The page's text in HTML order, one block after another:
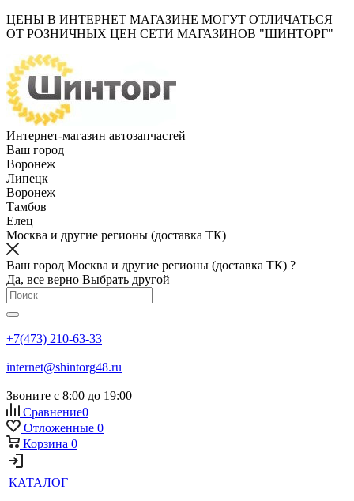
ЦЕНЫ В ИНТЕРНЕТ МАГАЗИНЕ МОГУТ ОТЛИЧАТЬСЯ
ОТ РОЗНИЧНЫХ ЦЕН СЕТИ МАГАЗИНОВ "ШИНТОРГ"
Интернет-магазин автозапчастей
Ваш город
Воронеж
Липецк
Воронеж
Тамбов
Елец
Москва и другие регионы (доставка ТК)
Ваш город Москва и другие регионы (доставка ТК) ?
Да, все верно Выбрать другой
+7(473) 210-63-33
internet@shintorg48.ru
Звоните с 8:00 до 19:00
Сравнение0
Отложенные 0
Корзина 0
КАТАЛОГ